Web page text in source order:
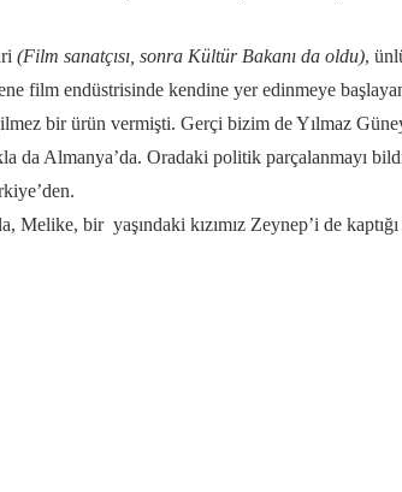
(Film sanatçısı, sonra Kültür Bakanı da oldu),
film endüstrisinde kendine yer edinmeye
bir ürün vermişti. Gerçi bizim de Yılmaz
da Almanya’da. Oradaki politik parçalanmayı
Melike, bir yaşındaki kızımız Zeynep’i de